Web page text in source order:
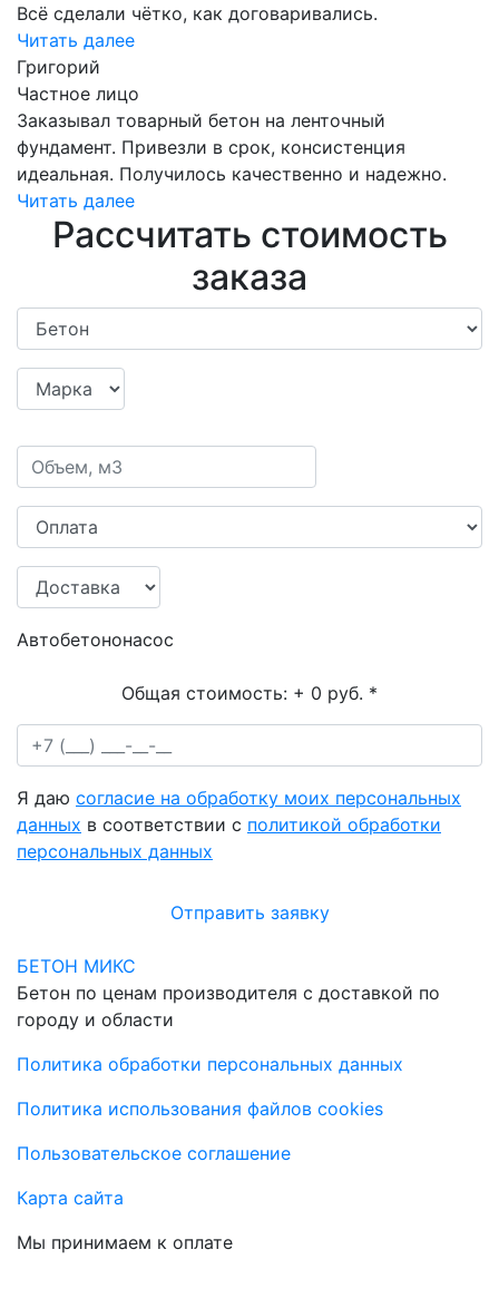
Всё сделали чётко, как договаривались.
Читать далее
Григорий
Частное лицо
Заказывал товарный бетон на ленточный
фундамент. Привезли в срок, консистенция
идеальная. Получилось качественно и надежно.
Читать далее
Рассчитать стоимость
заказа
Автобетононасос
Общая стоимость: + 0 руб. *
Я даю согласие на обработку моих персональных
данных в соответствии с политикой обработки
персональных данных
Отправить заявку
БЕТОН МИКС
Бетон по ценам производителя с доставкой по
городу и области
Политика обработки персональных данных
Политика использования файлов cookies
Пользовательское соглашение
Карта сайта
Мы принимаем к оплате